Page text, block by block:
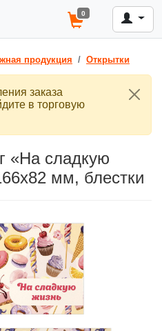
0
продукция Открытки
заказа
в торговую
«На сладкую
мм, блестки